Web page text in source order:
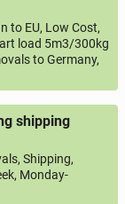
to EU, Low Cost,
load 5m3/300kg
to Germany,
shipping
Shipping,
Monday-